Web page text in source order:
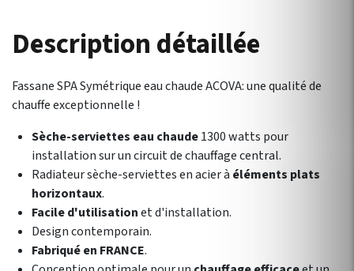
Description détaillée
Fassane SPA Symétrique eau chaude ACOVA: une qualité de
chauffe exceptionnelle !
Sèche-serviettes eau chaude1300 watts pour
installation sur un circuit de chauffage central.
Radiateur sèche-serviettes en acier à éléments plats
horizontaux.
Facile d'utilisationet d'installation.
Design contemporain.
Fabriqué en FRANCE.